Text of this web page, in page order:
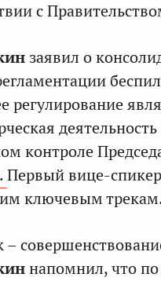
с
заявил о
регулирование
контроле
.Первый вице-
ключевым
напомнил, что